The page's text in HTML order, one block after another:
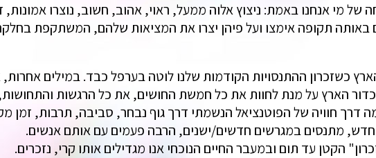
מי אנחנו באמת: ניצוץ אלוה ממעל, ראוי, אהוב, חשוב, נוצרו אמונות,
באותה תקופה אימצו ועל פיהן יצרו את המציאות שלהם, המשתקפת
כשזכרון ההתנסויות הקודמות שלנו לוטה בערפל כבד. במילים אחרות,
הארץ על מנת לחוות את כל חמשת החושים, את כל הרגשות
חוויה של הפוטנציאל הנשמתי דרך גוף נבחר, סביבה, תרבות, זמן
מתנסים במגרשים חדשים/ישנים, הרבה פעמים עם אותם אנשים.
הקטן עד תום ובמעבר החיים הנוכחי אנו מגדילים אותו קרי, נזכרים.